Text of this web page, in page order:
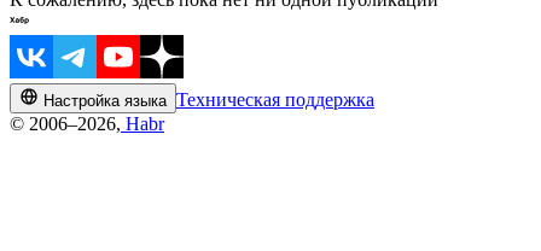
Настройка языка Техническая поддержка
© 2006–2026, Habr